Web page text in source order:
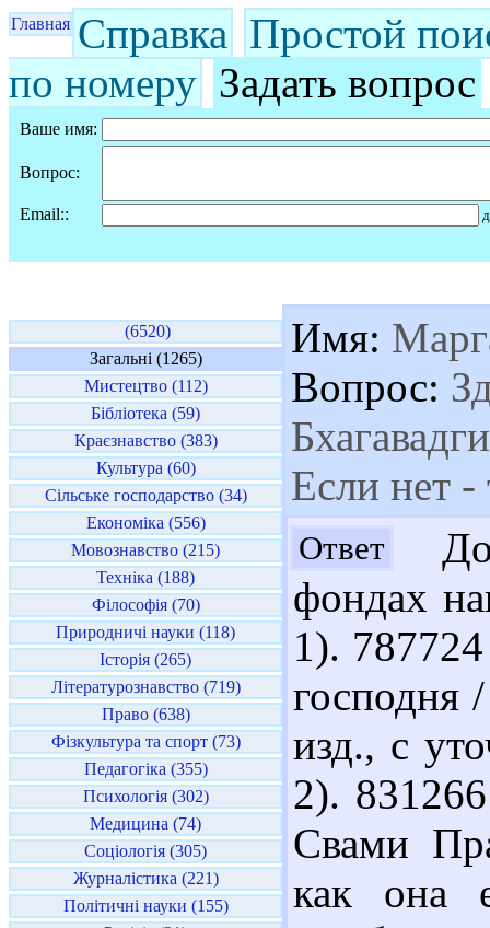
Главная Справка Простой
по номеру Задать вопрос
Ваше имя:
Вопрос:
Email::
(6520)
Загальні (1265)
Мистецтво (112)
Бібліотека (59)
Краєзнавство (383)
Культура (60)
Сільське господарство (34)
Економіка (556)
Мовознавство (215)
Техніка (188)
Філософія (70)
Природничі науки (118)
Історія (265)
Літературознавство (719)
Право (638)
Фізкультура та спорт (73)
Педагогіка (355)
Психологія (302)
Медицина (74)
Соціологія (305)
Журналістика (221)
Політичні науки (155)
Имя:
Вопрос:
Если нет -
Ответ
фондах
1).
господня
изд., с
2).
Свами
как она